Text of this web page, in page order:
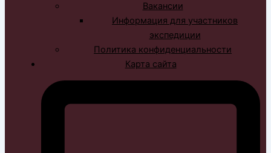
Вакансии
Информация для участников
экспедиции
Политика конфиденциальности
Карта сайта